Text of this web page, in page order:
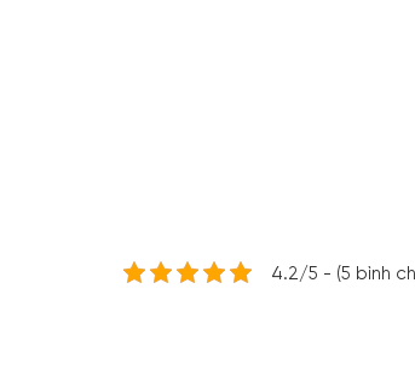
4.2/5 - (5 bình